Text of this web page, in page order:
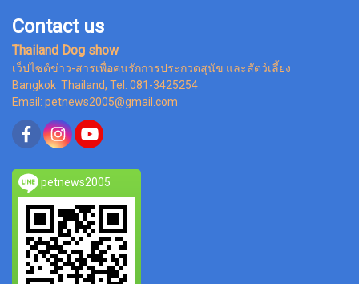
Contact us
Thailand Dog show
เว็ปไซต์ข่าว-สารเพื่อคนรักการประกวดสุนัข และสัตว์เลี้ยง
Bangkok Thailand, Tel. 081-3425254
Email: petnews2005@gmail.com
petnews2005